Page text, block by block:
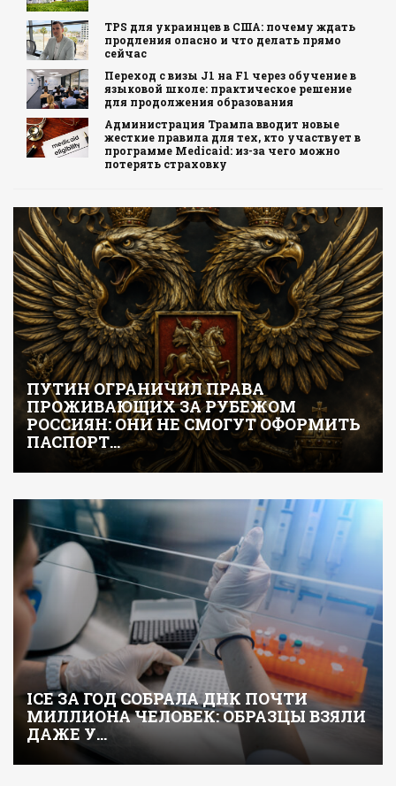
TPS для украинцев в США: почему ждать
продления опасно и что делать прямо
сейчас
Переход с визы J1 на F1 через обучение в
языковой школе: практическое решение
для продолжения образования
Администрация Трампа вводит новые
жесткие правила для тех, кто участвует в
программе Medicaid: из-за чего можно
потерять страховку
ПУТИН ОГРАНИЧИЛ ПРАВА
ПРОЖИВАЮЩИХ ЗА РУБЕЖОМ
РОССИЯН: ОНИ НЕ СМОГУТ ОФОРМИТЬ
ПАСПОРТ…
ICE ЗА ГОД СОБРАЛА ДНК ПОЧТИ
МИЛЛИОНА ЧЕЛОВЕК: ОБРАЗЦЫ ВЗЯЛИ
ДАЖЕ У…